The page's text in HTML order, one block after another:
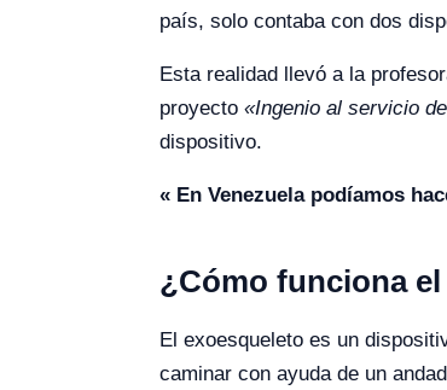
país, solo contaba con dos
Esta realidad llevó a la
proyecto «Ingenio al servicio
dispositivo.
« En Venezuela podíamos
¿Cómo funciona
El exoesqueleto es un
caminar con ayuda de un